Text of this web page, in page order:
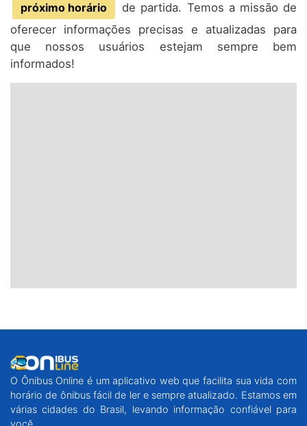
próximo horário
de partida. Temos a missão de
oferecer informações precisas e atualizadas para
que nossos usuários estejam sempre bem
informados!
O Ônibus Online é um aplicativo web que facilita sua vida com
horário de ônibus fácil de ler e sempre atualizado. Estamos em
várias cidades do Brasil, levando informação confiável para